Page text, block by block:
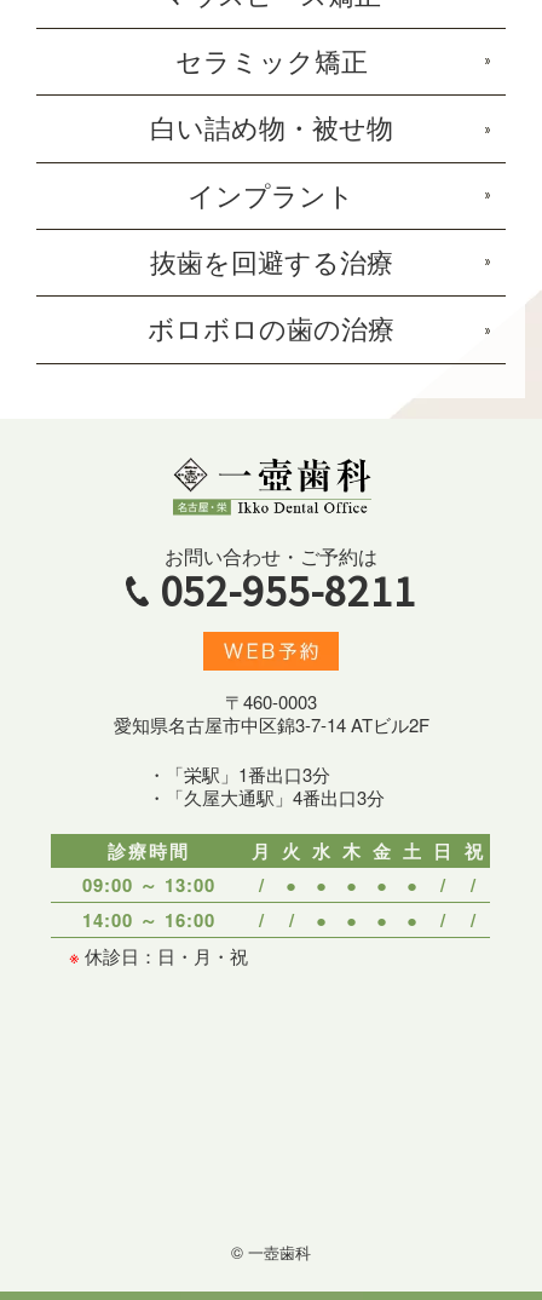
セラミック矯正
白い詰め物・被せ物
インプラント
抜歯を回避する治療
ボロボロの歯の治療
お問い合わせ・ご予約は
052-955-8211
〒460-0003
愛知県名古屋市中区錦3-7-14 ATビル2F
・「栄駅」1番出口3分
・「久屋大通駅」4番出口3分
診療時間 月 火 水 木 金 土 日 祝
09:00 ～ 13:00
/ ● ● ● ● ● /
/
14:00 ～ 16:00
/ / ● ● ● ● / /
※ 休診日：日・月・祝
© 一壺歯科